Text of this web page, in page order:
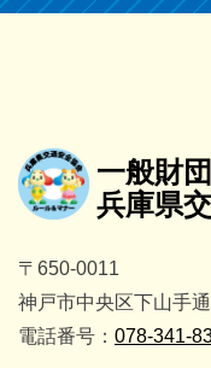
一般財
兵庫県
〒650-0011
神戸市中央区下山手
電話番号： 078-341-